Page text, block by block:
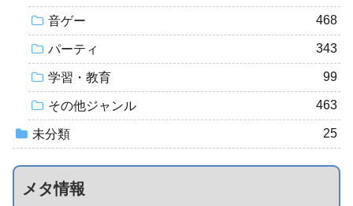
音ゲー 468
パーティ 343
学習・教育 99
その他ジャンル 463
未分類 25
メタ情報